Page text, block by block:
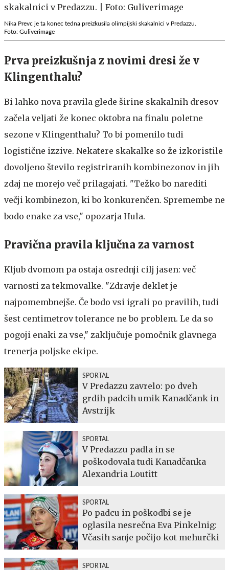
Nika Prevc je ta konec tedna preizkusila olimpijski skakalnici v Predazzu.
Foto: Guliverimage
Prva preizkušnja z novimi dresi že v
Klingenthalu?
Bi lahko nova pravila glede širine skakalnih dresov
začela veljati že konec oktobra na finalu poletne
sezone v Klingenthalu? To bi pomenilo tudi
logistične izzive. Nekatere skakalke so že izkoristile
dovoljeno število registriranih kombinezonov in jih
zdaj ne morejo več prilagajati. "Težko bo narediti
večji kombinezon, ki bo konkurenčen. Spremembe ne
bodo enake za vse," opozarja Hula.
Pravična pravila ključna za varnost
Kljub dvomom pa ostaja osrednji cilj jasen: več
varnosti za tekmovalke. "Zdravje deklet je
najpomembnejše. Če bodo vsi igrali po pravilih, tudi
šest centimetrov tolerance ne bo problem. Le da so
pogoji enaki za vse," zaključuje pomočnik glavnega
trenerja poljske ekipe.
SPORTAL
V Predazzu zavrelo: po dveh
grdih padcih umik Kanadčank in
Avstrijk
SPORTAL
V Predazzu padla in se
poškodovala tudi Kanadčanka
Alexandria Loutitt
SPORTAL
Po padcu in poškodbi se je
oglasila nesrečna Eva Pinkelnig:
Včasih sanje počijo kot mehurčki
SPORTAL